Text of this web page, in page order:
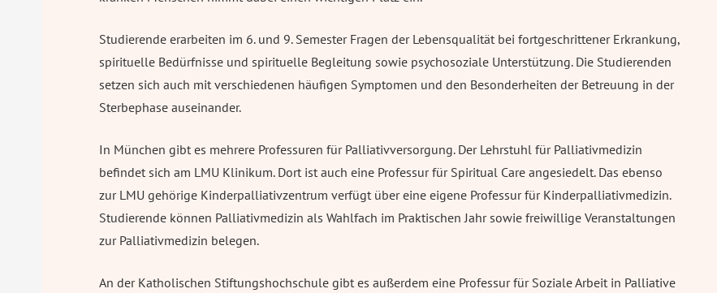
Studierende erarbeiten im 6. und 9. Semester Fragen der Lebensqualität bei fortgeschrittener Erkrankung,
spirituelle Bedürfnisse und spirituelle Begleitung sowie psychosoziale Unterstützung. Die Studierenden
setzen sich auch mit verschiedenen häufigen Symptomen und den Besonderheiten der Betreuung in der
Sterbephase auseinander.
In München gibt es mehrere Professuren für Palliativversorgung. Der Lehrstuhl für Palliativmedizin
befindet sich am LMU Klinikum. Dort ist auch eine Professur für Spiritual Care angesiedelt. Das ebenso
zur LMU gehörige Kinderpalliativzentrum verfügt über eine eigene Professur für Kinderpalliativmedizin.
Studierende können Palliativmedizin als Wahlfach im Praktischen Jahr sowie freiwillige Veranstaltungen
zur Palliativmedizin belegen.
An der Katholischen Stiftungshochschule gibt es außerdem eine Professur für Soziale Arbeit in Palliative